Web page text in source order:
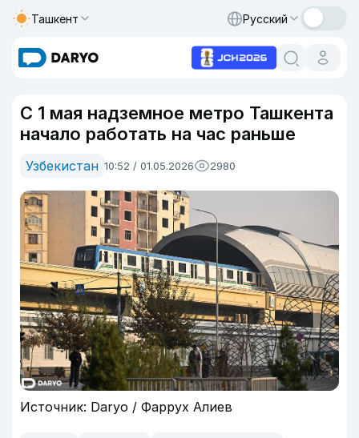
Ташкент Русский
С 1 мая надземное метро Ташкента
начало работать на час раньше
Узбекистан 10:52 / 01.05.2026 2980
Источник: Daryo / Фаррух Алиев